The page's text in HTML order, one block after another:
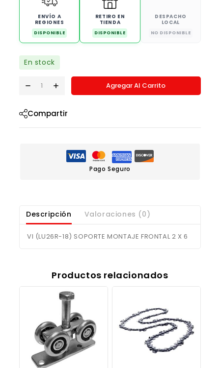
ENVÍO A
REGIONES
DISPONIBLE
RETIRO EN
TIENDA
DISPONIBLE
DESPACHO
LOCAL
NO DISPONIBLE
En stock
Agregar Al Carrito
Compartir
Pago Seguro
Descripción Valoraciones (0)
VI (LU26R-18) SOPORTE MONTAJE FRONTAL 2 X 6
Productos relacionados